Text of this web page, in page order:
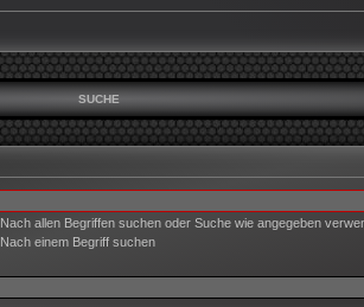
SUCHE
Nach allen Begriffen suchen oder Suche wie angegeben
Nach einem Begriff suchen